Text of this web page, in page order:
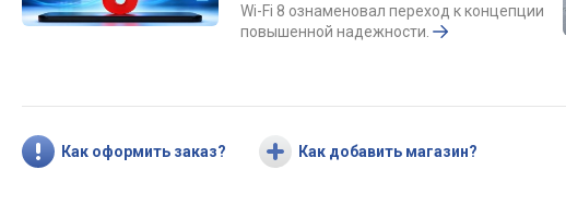
Wi-Fi 8 ознаменовал переход к концепции
повышенной надежности.
Как оформить заказ? Как добавить магазин?